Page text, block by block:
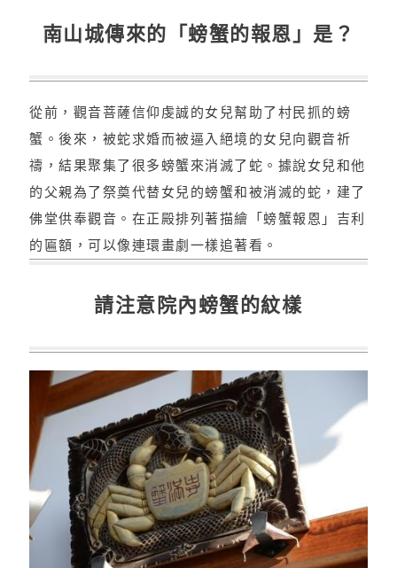
南山城傳來的「螃蟹的報恩」是？
從前，觀音菩薩信仰虔誠的女兒幫助了村民抓的螃
蟹。後來，被蛇求婚而被逼入絕境的女兒向觀音祈
禱，結果聚集了很多螃蟹來消滅了蛇。據說女兒和他
的父親為了祭奠代替女兒的螃蟹和被消滅的蛇，建了
佛堂供奉觀音。在正殿排列著描繪「螃蟹報恩」吉利
的匾額，可以像連環畫劇一樣追著看。
請注意院內螃蟹的紋樣